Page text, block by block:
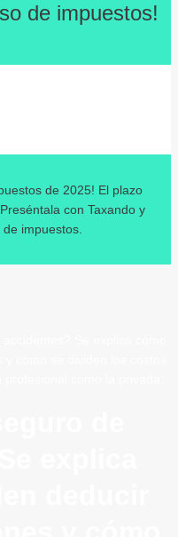
de impuestos!
de 2025! El plazo
con Taxando y
impuestos.